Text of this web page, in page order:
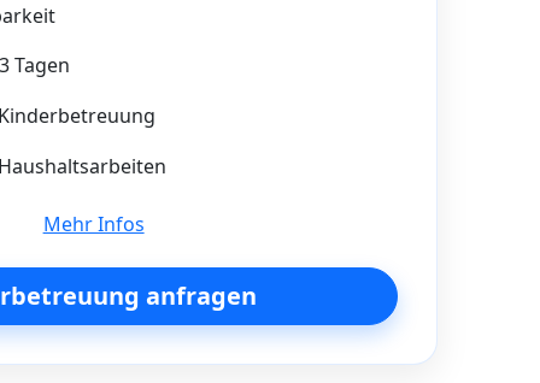
Tagen
Mehr Infos
anfragen